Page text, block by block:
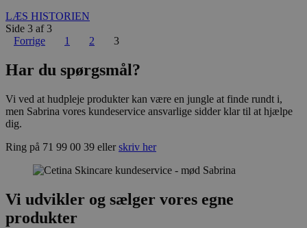
LÆS HISTORIEN
Side 3 af 3
Forrige
1 2 3
Har du spørgsmål?
Vi ved at hudpleje produkter kan være en jungle at finde rundt i,
men Sabrina vores kundeservice ansvarlige sidder klar til at hjælpe
dig.
Ring på 71 99 00 39 ellerskriv her
Vi udvikler og sælger vores egne
produkter